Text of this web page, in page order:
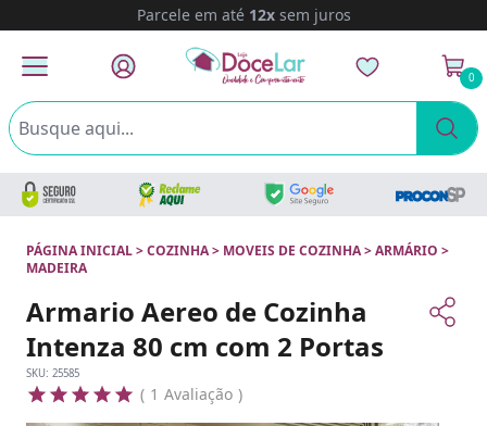
Parcele em até 12xsem juros
0
PÁGINA INICIAL>COZINHA> MOVEIS DE COZINHA>ARMÁRIO >
MADEIRA
Armario Aereo de Cozinha
Intenza 80 cm com 2 Portas
SKU: 25585
1 Avaliação